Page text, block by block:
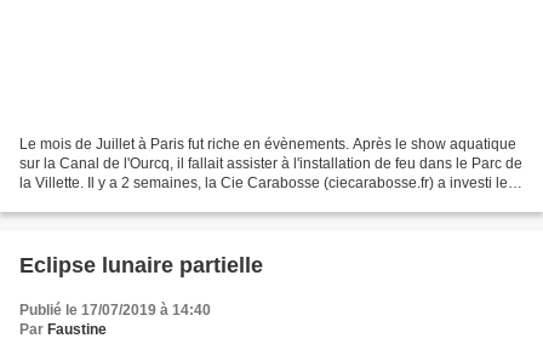
Le mois de Juillet à Paris fut riche en évènements. Après le show aquatique
sur la Canal de l'Ourcq, il fallait assister à l'installation de feu dans le Parc de
la Villette. Il y a 2 semaines, la Cie Carabosse (ciecarabosse.fr) a investi les
Eclipse lunaire partielle
Publié le 17/07/2019 à 14:40
Par Faustine